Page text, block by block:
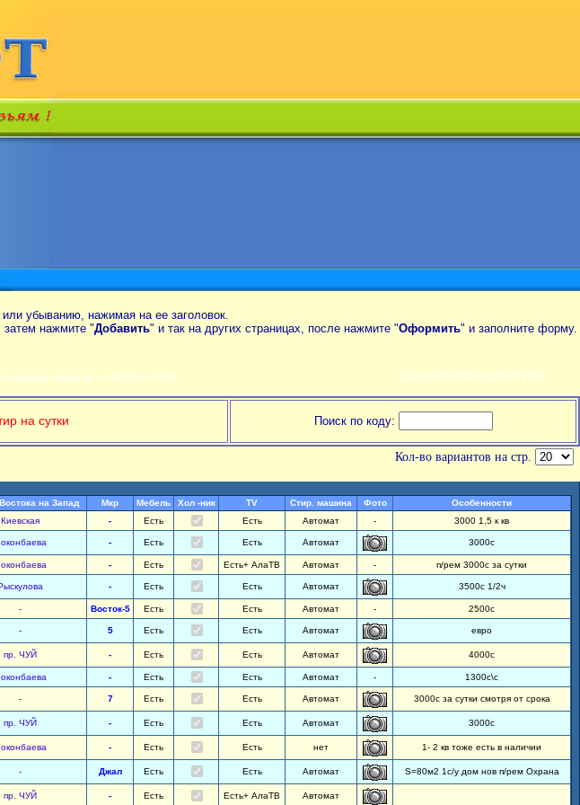
убыванию, нажимая на ее заголовок.
затем нажмите "Добавить" и так на других страницах, после нажмите "Оформить" и заполните форму.
аренде квартир от MIN до 550$ ПЛАНИРОВКИ КВАРТИР
на сутки Поиск по коду:
Кол-во вариантов на стр.
на Запад Мкр Мебель Хол -ник TV Стир. машина Фото
Особенности
Киевская - Есть Есть Автомат - 3000 1,5 к кв
- Есть Есть Автомат 3000с
- Есть Есть+ АлаТВ Автомат - п/рем 3000с за сутки
- Есть Есть Автомат 3500с 1/2ч
- Восток-5 Есть Есть Автомат - 2500с
- 5 Есть Есть Автомат евро
пр. ЧУЙ - Есть Есть Автомат 4000с
- Есть Есть Автомат - 1300с\с
- 7 Есть Есть Автомат 3000с за сутки смотря от срока
пр. ЧУЙ - Есть Есть Автомат 3000с
- Есть Есть нет 1- 2 кв тоже есть в наличии
- Джал Есть Есть Автомат S=80м2 1с/у дом нов п/рем Охрана
пр. ЧУЙ - Есть Есть+ АлаТВ Автомат